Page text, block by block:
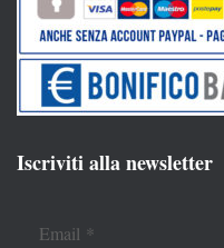
Iscriviti alla newsletter
Email *